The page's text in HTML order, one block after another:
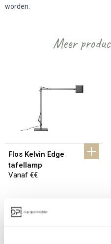
worden.
Meer
Flos Kelvin Edge
tafellamp
Vanaf €€